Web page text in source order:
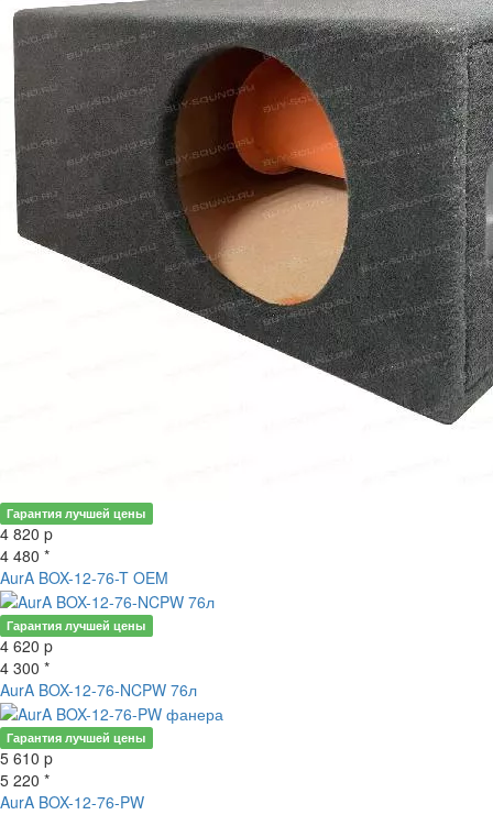
Гарантия лучшей цены
4 820 p
4 480 *
AurA BOX-12-76-T OEM
Гарантия лучшей цены
4 620 p
4 300 *
AurA BOX-12-76-NCPW 76л
Гарантия лучшей цены
5 610 p
5 220 *
AurA BOX-12-76-PW